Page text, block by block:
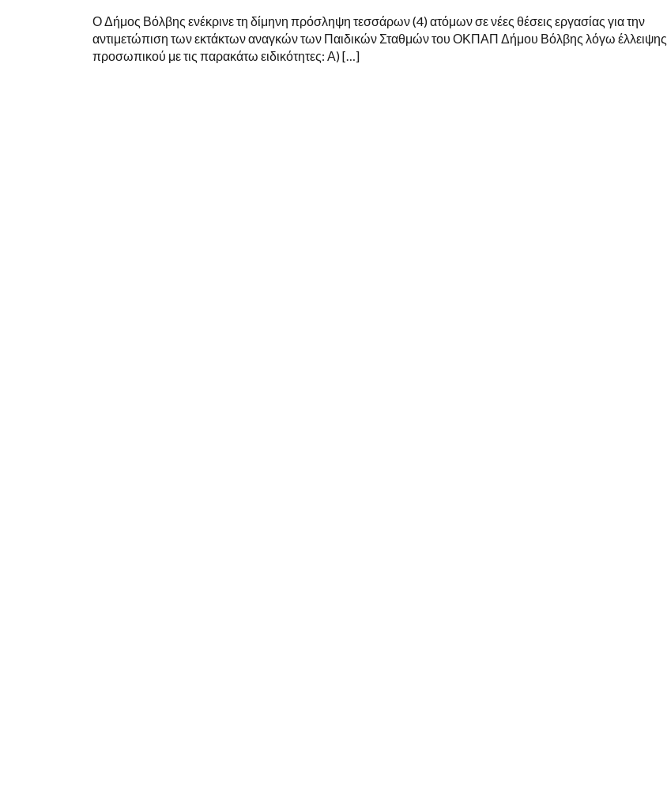
Ο Δήμος Βόλβης ενέκρινε τη δίμηνη πρόσληψη τεσσάρων (4) ατόμων σε νέες θέσεις εργασίας για την
αντιμετώπιση των εκτάκτων αναγκών των Παιδικών Σταθμών του ΟΚΠΑΠ Δήμου Βόλβης λόγω έλλειψης
προσωπικού με τις παρακάτω ειδικότητες: Α) […]